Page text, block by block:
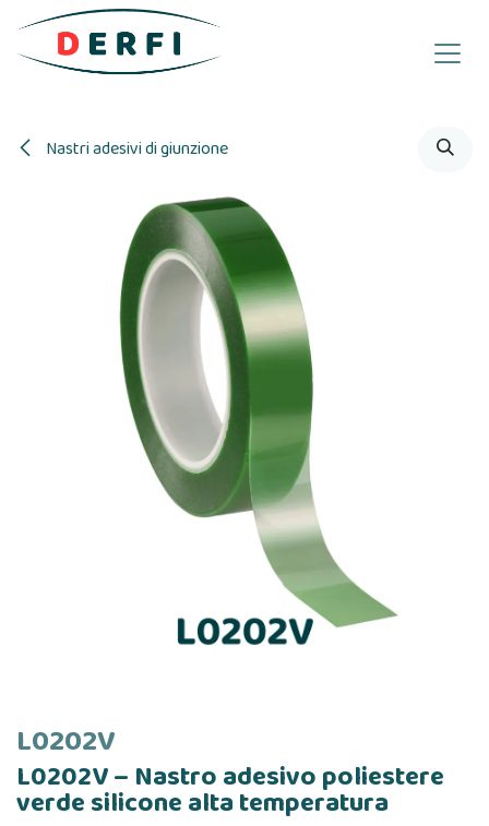
Passa al contenuto
Nastri adesivi di giunzione
L0202V
L0202V – Nastro adesivo poliestere
verde silicone alta temperatura